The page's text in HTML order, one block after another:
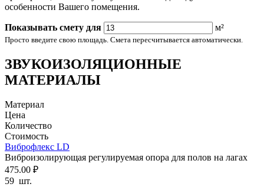
особенности Вашего помещения.
Показывать смету для м²
Просто введите свою площадь. Смета пересчитывается автоматически.
ЗВУКОИЗОЛЯЦИОННЫЕ
МАТЕРИАЛЫ
Материал
Цена
Количество
Стоимость
Виброфлекс LD
Виброизолирующая регулируемая опора для полов на лагах
475.00 ₽
59 шт.